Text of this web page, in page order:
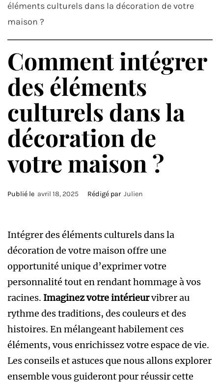
éléments culturels dans la décoration de votre
maison ?
Comment intégrer
des éléments
culturels dans la
décoration de
votre maison ?
Publié le avril 18, 2025 Rédigé par Julien
Intégrer des éléments culturels dans la
décoration de votre maison offre une
opportunité unique d’exprimer votre
personnalité tout en rendant hommage à vos
racines. Imaginez votre intérieurvibrer au
rythme des traditions, des couleurs et des
histoires. En mélangeant habilement ces
éléments, vous enrichissez votre espace de vie.
Les conseils et astuces que nous allons explorer
ensemble vous guideront pour réussir cette